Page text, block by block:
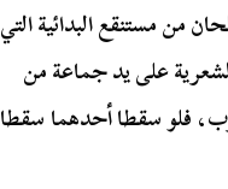
من مستنقع البدائية التي
على يد جماعة من
فلو سقطا أحدهما سقطا